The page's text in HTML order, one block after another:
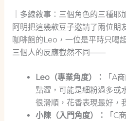
｜多線敘事：三個角色的三種耶
阿明把這幾款豆子邀請了兩位朋
咖啡館的Leo，一位是平時只喝
三個人的反應截然不同——
Leo（專業角度）：
「A
點澀，可能是細粉過多
很滑順，花香表現最好，
小陳（入門角度）：
「C